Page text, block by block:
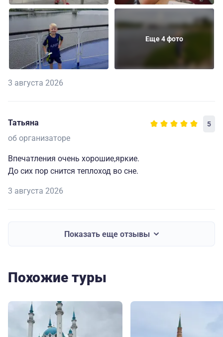
Еще 4 фото
3 августа 2026
Татьяна 5
об организаторе
Впечатления очень хорошие,яркие.
До сих пор снится теплоход во сне.
3 августа 2026
Показать еще отзывы
Похожие туры